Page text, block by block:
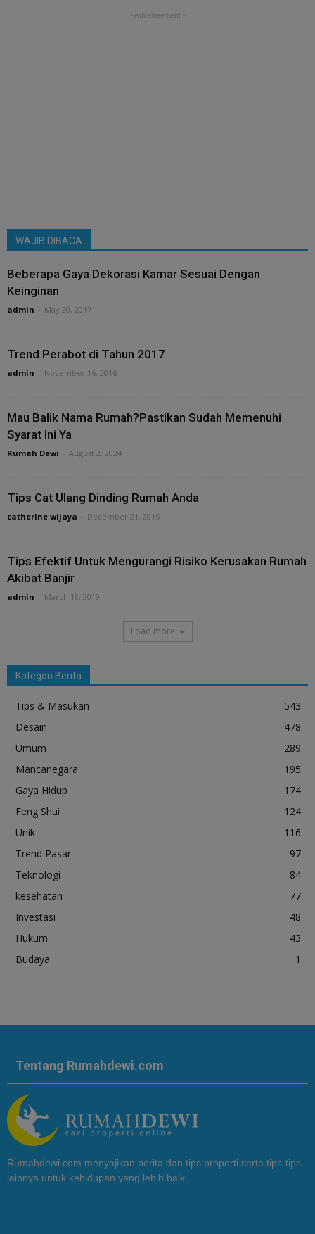
- Advertisement -
WAJIB DIBACA
Beberapa Gaya Dekorasi Kamar Sesuai Dengan
Keinginan
admin May 20, 2017
Trend Perabot di Tahun 2017
admin November 16, 2016
Mau Balik Nama Rumah?Pastikan Sudah Memenuhi
Syarat Ini Ya
Rumah Dewi August 2, 2024
Tips Cat Ulang Dinding Rumah Anda
catherine wijaya December 21, 2016
Tips Efektif Untuk Mengurangi Risiko Kerusakan Rumah
Akibat Banjir
admin March 18, 2019
Load more
Kategori Berita
Tips & Masukan
543
Desain
478
Umum
289
Mancanegara
195
Gaya Hidup
174
Feng Shui
124
Unik
116
Trend Pasar
97
Teknologi
84
kesehatan
77
Investasi
48
Hukum
43
Budaya
1
Tentang Rumahdewi.com
Rumahdewi.com menyajikan berita dan tips properti serta tips-tips
lainnya untuk kehidupan yang lebih baik